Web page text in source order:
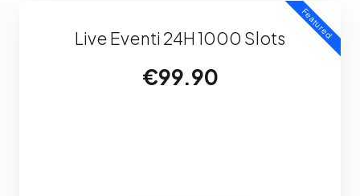
Featured
Live Eventi 24H 1000 Slots
€99.90